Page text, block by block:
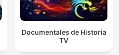
Documentales de Historia
TV